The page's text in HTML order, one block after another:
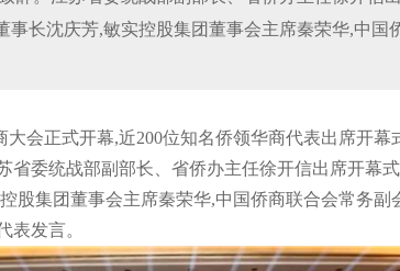
事长沈庆芳,敏实控股集团董事会主席秦荣华,中国
大会正式开幕,近200位知名侨领华商代表出席开幕
省委统战部副部长、省侨办主任徐开信出席开幕
股集团董事会主席秦荣华,中国侨商联合会常务副
表发言。